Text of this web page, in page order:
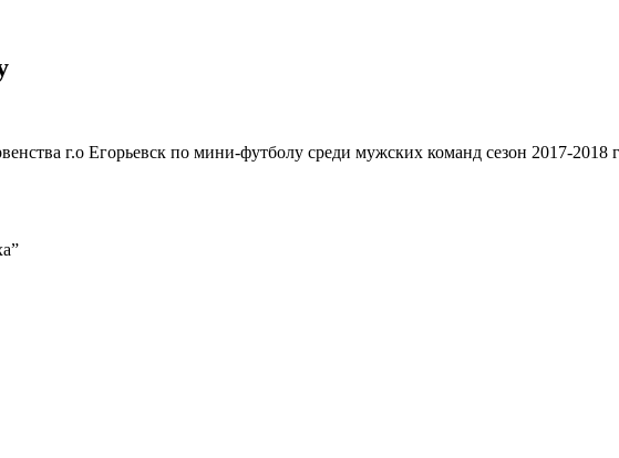
г.о Егорьевск по мини-футболу среди мужских команд сезон 2017-2018